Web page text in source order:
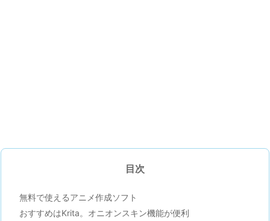
目次
無料で使えるアニメ作成ソフト
おすすめはKrita。オニオンスキン機能が便利